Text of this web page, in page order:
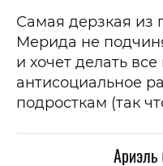
Самая дерзкая из
Мерида не
и хочет делать
антисоциальное
подросткам (так
Ариэль